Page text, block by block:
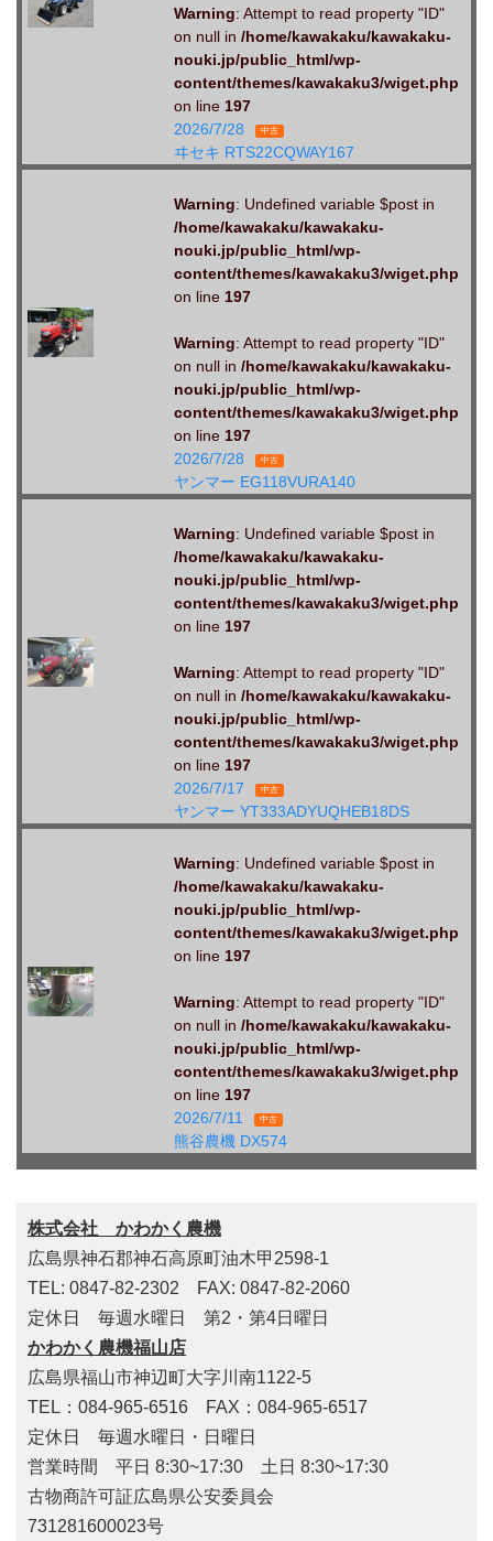
Warning: Attempt to read property "ID"
on null in /home/kawakaku/kawakaku-
nouki.jp/public_html/wp-
content/themes/kawakaku3/wiget.php
on line 197
2026/7/28
中古
ヰセキ RTS22CQWAY167
Warning: Undefined variable $post in
/home/kawakaku/kawakaku-
nouki.jp/public_html/wp-
content/themes/kawakaku3/wiget.php
on line 197
Warning: Attempt to read property "ID"
on null in /home/kawakaku/kawakaku-
nouki.jp/public_html/wp-
content/themes/kawakaku3/wiget.php
on line 197
2026/7/28
中古
ヤンマー EG118VURA140
Warning: Undefined variable $post in
/home/kawakaku/kawakaku-
nouki.jp/public_html/wp-
content/themes/kawakaku3/wiget.php
on line 197
Warning: Attempt to read property "ID"
on null in /home/kawakaku/kawakaku-
nouki.jp/public_html/wp-
content/themes/kawakaku3/wiget.php
on line 197
2026/7/17
中古
ヤンマー YT333ADYUQHEB18DS
Warning: Undefined variable $post in
/home/kawakaku/kawakaku-
nouki.jp/public_html/wp-
content/themes/kawakaku3/wiget.php
on line 197
Warning: Attempt to read property "ID"
on null in /home/kawakaku/kawakaku-
nouki.jp/public_html/wp-
content/themes/kawakaku3/wiget.php
on line 197
2026/7/11
中古
熊谷農機 DX574
株式会社 かわかく農機
広島県神石郡神石高原町油木甲2598-1
TEL: 0847-82-2302 FAX: 0847-82-2060
定休日 毎週水曜日 第2・第4日曜日
かわかく農機福山店
広島県福山市神辺町大字川南1122-5
TEL：084-965-6516 FAX：084-965-6517
定休日 毎週水曜日・日曜日
営業時間 平日 8:30~17:30 土日 8:30~17:30
古物商許可証広島県公安委員会
731281600023号